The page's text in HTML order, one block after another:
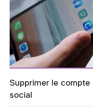
Supprimer le
social